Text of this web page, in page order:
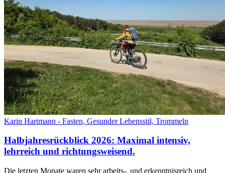
Karin Hartmann - Fasten, Gesunder Lebensstil, Trommeln
Halbjahresrückblick 2026: Maximal intensiv,
lehrreich und richtungsweisend.
Die letzten Monate waren sehr arbeits-, und erkenntnisreich und